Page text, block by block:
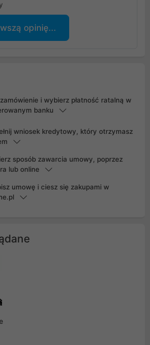
opinię...
zamówienie i wybierz płatność ratalną w
banku
wniosek kredytowy, który otrzymasz
sposób zawarcia umowy, poprzez
lub online
umowę i ciesz się zakupami w